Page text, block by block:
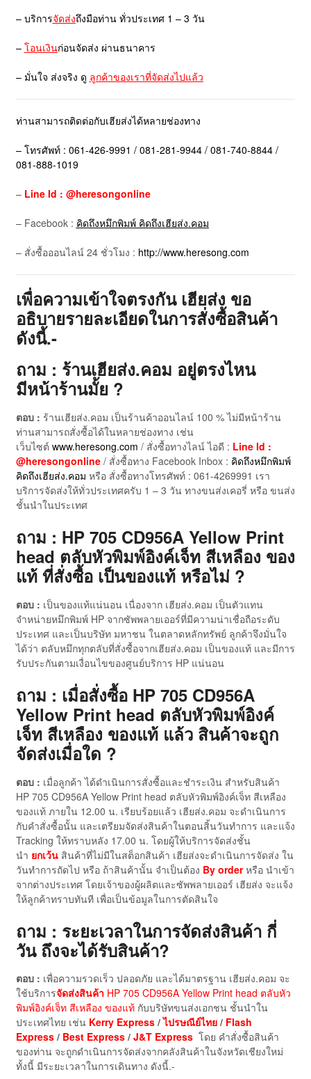
– บริการจัดส่งถึงมือท่าน ทั่วประเทศ 1 – 3 วัน
– โอนเงินก่อนจัดส่ง ผ่านธนาคาร
– มั่นใจ ส่งจริง ดู ลูกค้าของเราที่จัดส่งไปแล้ว
ท่านสามารถติดต่อกับเฮียส่งได้หลายช่องทาง
– โทรศัพท์ : 061-426-9991 / 081-281-9944 / 081-740-8844 /
081-888-1019
– Line Id : @heresongonline
– Facebook : คิดถึงหมึกพิมพ์ คิดถึงเฮียส่ง.คอม
– สั่งซื้อออนไลน์ 24 ชั่วโมง : http://www.heresong.com
เพื่อความเข้าใจตรงกัน เฮียส่ง ขอ
อธิบายรายละเอียดในการสั่งซื้อสินค้า
ดังนี้.-
ถาม : ร้านเฮียส่ง.คอม อยู่ตรงไหน
มีหน้าร้านมั้ย ?
ตอบ : ร้านเฮียส่ง.คอม เป็นร้านค้าออนไลน์ 100 % ไม่มีหน้าร้าน
ท่านสามารถสั่งซื้อได้ในหลายช่องทาง เช่น
เว็บไซต์ www.heresong.com / สั่งซื้อทางไลน์ ไอดี : Line Id :
@heresongonline / สั่งซื้อทาง Facebook Inbox : คิดถึงหมึกพิมพ์
คิดถึงเฮียส่ง.คอม หรือ สั่งซื้อทางโทรศัพท์ : 061-4269991 เรา
บริการจัดส่งให้ทั่วประเทศครับ 1 – 3 วัน ทางขนส่งเคอรี่ หรือ ขนส่ง
ชั้นนำในประเทศ
ถาม : HP 705 CD956A Yellow Print
head ตลับหัวพิมพ์อิงค์เจ็ท สีเหลือง ของ
แท้ ที่สั่งซื้อ เป็นของแท้ หรือไม่ ?
ตอบ : เป็นของแท้แน่นอน เนื่องจาก เฮียส่ง.คอม เป็นตัวแทน
จำหน่ายหมึกพิมพ์ HP จากซัพพลายเออร์ที่มีความน่าเชื่อถือระดับ
ประเทศ และเป็นบริษัท มหาชน ในตลาดหลักทรัพย์ ลูกค้าจึงมั่นใจ
ได้ว่า ตลับหมึกทุกตลับที่สั่งซื้อจากเฮียส่ง.คอม เป็นของแท้ และมีการ
รับประกันตามเงื่อนไขของศูนย์บริการ HP แน่นอน
ถาม : เมื่อสั่งซื้อ HP 705 CD956A
Yellow Print head ตลับหัวพิมพ์อิงค์
เจ็ท สีเหลือง ของแท้ แล้ว สินค้าจะถูก
จัดส่งเมื่อใด ?
ตอบ : เมื่อลูกค้า ได้ดำเนินการสั่งซื้อและชำระเงิน สำหรับสินค้า
HP 705 CD956A Yellow Print head ตลับหัวพิมพ์อิงค์เจ็ท สีเหลือง
ของแท้ ภายใน 12.00 น. เรียบร้อยแล้ว เฮียส่ง.คอม จะดำเนินการ
กับคำสั่งซื้อนั้น และเตรียมจัดส่งสินค้าในตอนสิ้นวันทำการ และแจ้ง
Tracking ให้ทราบหลัง 17.00 น. โดยผู้ให้บริการจัดส่งชั้น
นำ ยกเว้นสินค้าที่ไม่มีในสต็อกสินค้า เฮียส่งจะดำเนินการจัดส่ง ใน
วันทำการถัดไป หรือ ถ้าสินค้านั้น จำเป็นต้อง By orderหรือ นำเข้า
จากต่างประเทศ โดยเจ้าของผู้ผลิตและซัพพลายเออร์ เฮียส่ง จะแจ้ง
ให้ลูกค้าทราบทันที เพื่อเป็นข้อมูลในการตัดสินใจ
ถาม : ระยะเวลาในการจัดส่งสินค้า กี่
วัน ถึงจะได้รับสินค้า?
ตอบ : เพื่อความรวดเร็ว ปลอดภัย และได้มาตรฐาน เฮียส่ง.คอม จะ
ใช้บริการจัดส่งสินค้า HP 705 CD956A Yellow Print head ตลับหัว
พิมพ์อิงค์เจ็ท สีเหลือง ของแท้ กับบริษัทขนส่งเอกชน ชั้นนำใน
ประเทศไทย เช่น Kerry Express/ไปรษณีย์ไทย/ Flash
Express/ Best Express/ J&T Expressโดย คำสั่งซื้อสินค้า
ของท่าน จะถูกดำเนินการจัดส่งจากคลังสินค้าในจังหวัดเชียงใหม่
ทั้งนี้ มีระยะเวลาในการเดินทาง ดังนี้.-